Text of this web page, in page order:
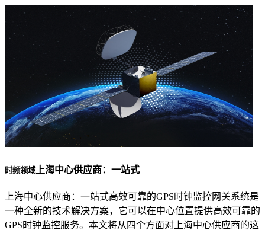
时频领域上海中心供应商：一站式
上海中心供应商：一站式高效可靠的GPS时钟监控网关系统是
一种全新的技术解决方案，它可以在中心位置提供高效可靠的
GPS时钟监控服务。本文将从四个方面对上海中心供应商的这